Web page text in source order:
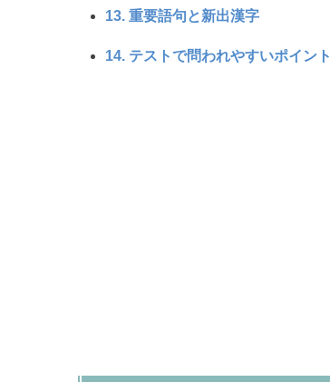
13. 重要語句と新出漢字
14. テストで問われやすいポイント